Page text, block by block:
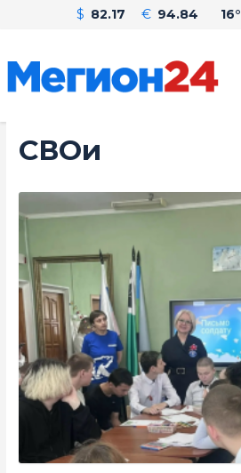
$ 82.17 € 94.84 16°
СВОи